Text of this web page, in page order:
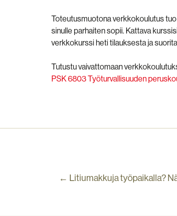
Toteutusmuotona verkkokoulutus
sinulle parhaiten sopii. Kattava
verkkokurssi heti tilauksesta ja
Tutustu vaivattomaan
PSK 6803 Työturvallisuuden
← Litiumakkuja työpaikalla?